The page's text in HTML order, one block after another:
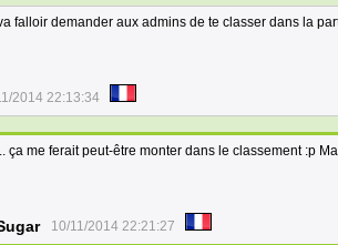
falloir demander aux admins de te classer dans la
2014 22:13:34
ça me ferait peut-être monter dans le classement :p
10/11/2014 22:21:27